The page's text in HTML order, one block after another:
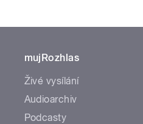
mujRozhlas
Živé vysílání
Audioarchiv
Podcasty